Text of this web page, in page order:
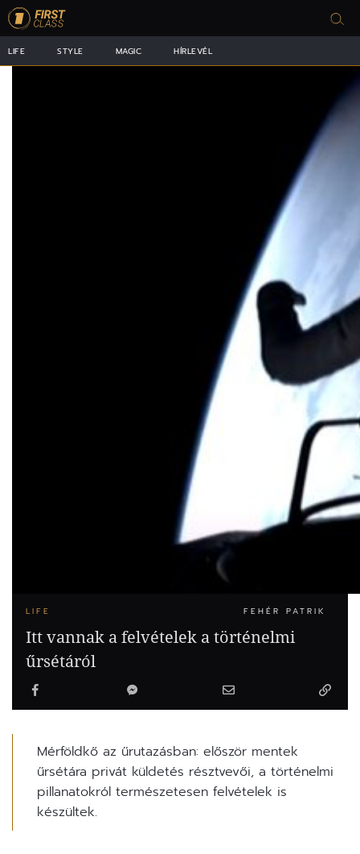
LIFE STYLE MAGIC HÍRLEVÉL
LIFE FEHÉR PATRIK
Itt vannak a felvételek a történelmi
űrsétáról
Mérföldkő az űrutazásban: először mentek
űrsétára privát küldetés résztvevői, a történelmi
pillanatokról természetesen felvételek is
készültek.